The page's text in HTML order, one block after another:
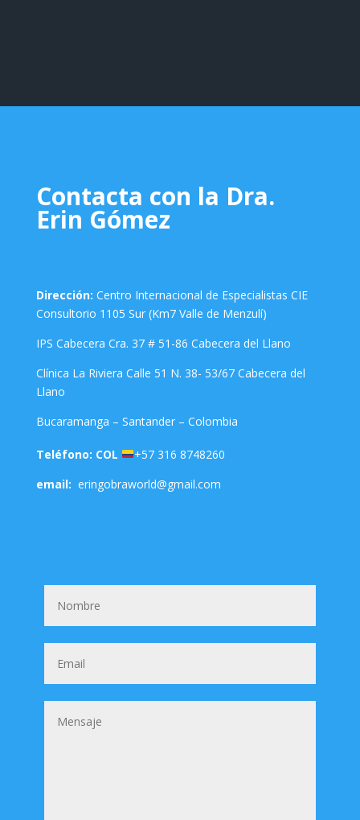
Contacta con la Dra.
Erin Gómez
Dirección: Centro Internacional de Especialistas CIE
Consultorio 1105 Sur (Km7 Valle de Menzulí)
IPS Cabecera Cra. 37 # 51-86 Cabecera del Llano
Clínica La Riviera Calle 51 N. 38- 53/67 Cabecera del
Llano
Bucaramanga – Santander – Colombia
Teléfono: COL
+57 316 8748260
email: eringobraworld@gmail.com